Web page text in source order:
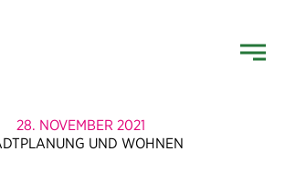
28. NOVEMBER 2021
UND WOHNEN